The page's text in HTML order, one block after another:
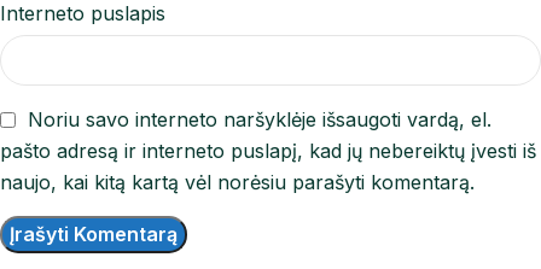
Interneto puslapis
Noriu savo interneto naršyklėje išsaugoti vardą, el.
pašto adresą ir interneto puslapį, kad jų nebereiktų įvesti iš
naujo, kai kitą kartą vėl norėsiu parašyti komentarą.